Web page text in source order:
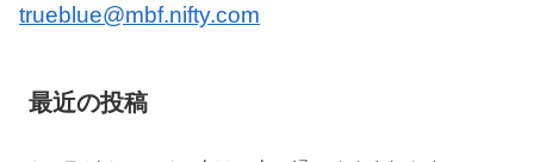
trueblue@mbf.nifty.com
最近の投稿